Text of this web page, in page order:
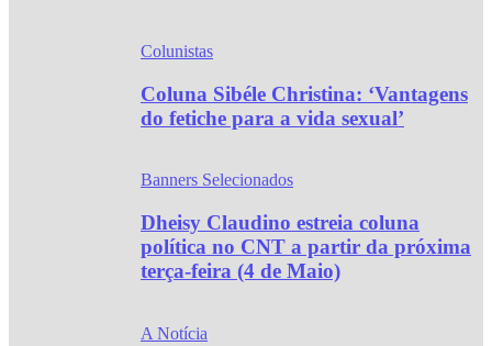
Colunistas
Coluna Sibéle Christina: ‘Vantagens
do fetiche para a vida sexual’
Banners Selecionados
Dheisy Claudino estreia coluna
política no CNT a partir da próxima
terça-feira (4 de Maio)
A Notícia